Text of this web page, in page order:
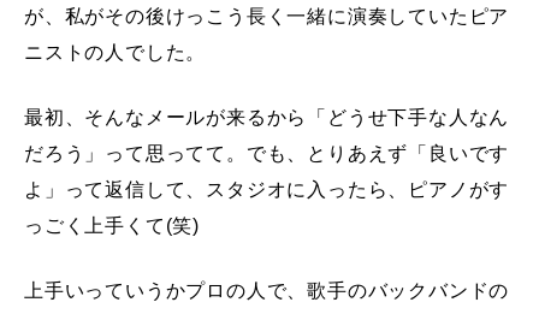
が、私がその後けっこう長く一緒に演奏していたピア
ニストの人でした。
最初、そんなメールが来るから「どうせ下手な人なん
だろう」って思ってて。でも、とりあえず「良いです
よ」って返信して、スタジオに入ったら、ピアノがす
っごく上手くて(笑)
上手いっていうかプロの人で、歌手のバックバンドの